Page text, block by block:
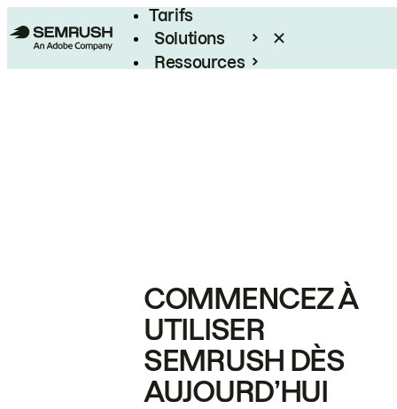
Tarifs
Solutions
Ressources
COMMENCEZ À
UTILISER
SEMRUSH DÈS
AUJOURD’HUI